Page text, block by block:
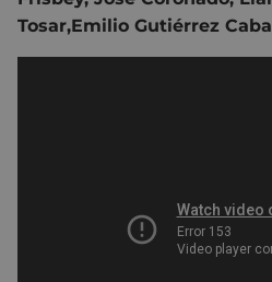
Tosar,Emilio Gutiérrez Caba